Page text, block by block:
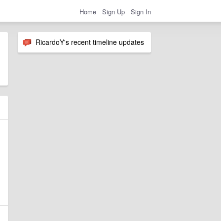
Home Sign Up Sign In
RicardoY's recent timeline updates